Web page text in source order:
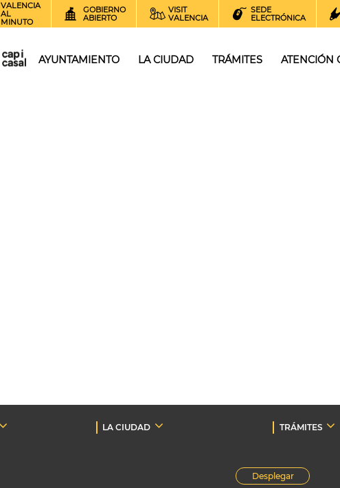
VALENCIA
AL
MINUTO
GOBIERNO
ABIERTO
VISIT
VALENCIA
SEDE
ELECTRÓNICA
AYUNTAMIENTO LA CIUDAD TRÁMITES ATENCIÓN
LA CIUDAD TRÁMITES
Desplegar